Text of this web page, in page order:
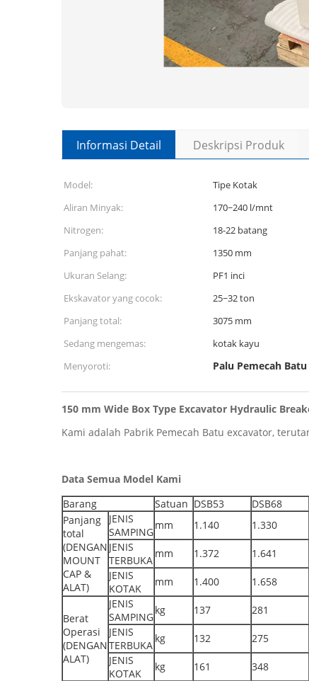
Informasi Detail Deskripsi Produk
Model: Tipe Kotak
Aliran Minyak:
170~240 l/mnt
Nitrogen:
18-22 batang
Panjang pahat:
1350 mm
Ukuran Selang:
PF1 inci
Ekskavator yang cocok:
25~32 ton
Panjang total:
3075 mm
Sedang mengemas:
kotak kayu
Menyoroti:
Palu Pemecah
150 mm Wide Box Type Excavator Hydraulic
Kami adalah Pabrik Pemecah Batu excavator,
Data Semua Model Kami
Barang
Satuan DSB53 DSB68
Panjang
total
(DENGAN
MOUNT
CAP &
ALAT)
JENIS
SAMPING
mm 1.140 1.330
JENIS
TERBUKA
mm 1.372 1.641
JENIS
KOTAK
mm 1.400 1.658
Berat
Operasi
(DENGAN
ALAT)
JENIS
SAMPING
kg 137 281
JENIS
TERBUKA
kg 132 275
JENIS
KOTAK
kg 161 348